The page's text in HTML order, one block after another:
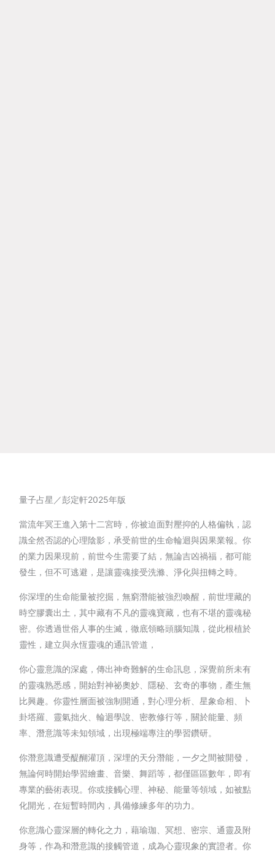
量子占星／彭定軒2025年版
當流年冥王進入第十二宮時，你被迫面對壓抑的人格偏執，認
識全然否認的心理陰影，承受前世的生命輪迴與因果業報。你
的業力因果現前，前世今生需要了結，無論吉凶禍福，都可能
發生，但不可逃避，是讓靈魂接受洗滌、淨化與扭轉之時。
你深埋的生命能量被挖掘，無窮潛能被強烈喚醒，前世埋藏的
時空膠囊出土，其中藏有不凡的靈魂寶藏，也有不堪的靈魂秘
密。你透過世俗人事的生滅，徹底領略頭腦知識，從此根植於
靈性，建立與永恆靈魂的通訊管道，
你心靈意識的深處，傳出神奇難解的生命訊息，深覺前所未有
的靈魂熟悉感，開始對神祕奧妙、隱秘、玄奇的事物，產生無
比興趣。你靈性層面被強制開通，對心理分析、星象命相、卜
卦塔羅、靈氣拙火、輪迴學說、密教修行等，關於能量、頻
率、潛意識等未知領域，出現極端專注的學習鑽研。
你潛意識遭受醍醐灌頂，深埋的天分潛能，一夕之間被開發，
無論何時開始學習繪畫、音樂、舞蹈等，都僅區區數年，即有
專業的藝術表現。你或接觸心理、神秘、能量等領域，如被點
化開光，在短暫時間內，具備修練多年的功力。
你意識心靈深層的轉化之力，藉瑜珈、冥想、密宗、通靈及附
身等，作為和潛意識的接觸管道，成為心靈現象的實證者。你